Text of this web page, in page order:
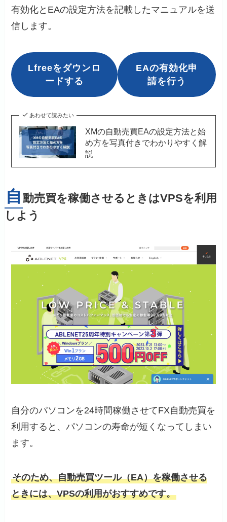
有効化とEAの設定方法を記載したマニュアルを送
信します。
Lfreeをダウンロ
ードする
EAの有効化申
請を行う
あわせて読みたい
XMの自動売買EAの設定方法と始
め方を写真付きでわかりやすく解
説
自 動売買を稼働させるときはVPSを利用
しよう
自分のパソコンを24時間稼働させてFX自動売買を
利用すると、パソコンの寿命が短くなってしまい
ます。
そのため、自動売買ツール（EA）を稼働させる
ときには、VPSの利用がおすすめです。